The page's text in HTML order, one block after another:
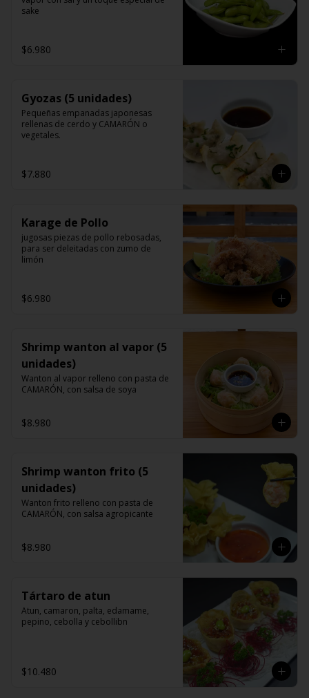
sake
$6.980
Gyozas (5 unidades)
Pequeñas empanadas japonesas
rellenas de cerdo y CAMARÓN o
vegetales.
$7.880
Karage de Pollo
jugosas piezas de pollo rebosadas,
para ser deleitadas con zumo de
limón
$6.980
Shrimp wanton al vapor (5
unidades)
Wanton al vapor relleno con pasta de
CAMARÓN, con salsa de soya
$8.980
Shrimp wanton frito (5
unidades)
Wanton frito relleno con pasta de
CAMARÓN, con salsa agropicante
$8.980
Tártaro de atun
Atun, camaron, palta, edamame,
pepino, cebolla y cebollibn
$10.480